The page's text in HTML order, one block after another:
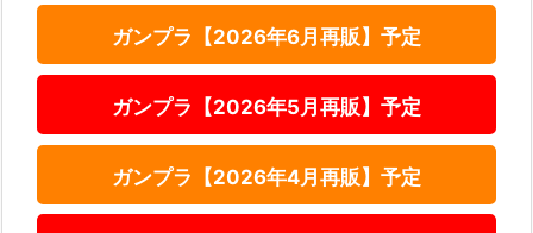
ガンプラ【2026年6月再販】予定
ガンプラ【2026年5月再販】予定
ガンプラ【2026年4月再販】予定